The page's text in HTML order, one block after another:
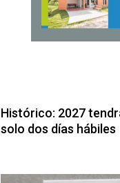
Histórico: 2027
solo dos días hábiles